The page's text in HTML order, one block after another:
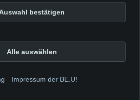
Impressum der BE.U!
Barrierefreiheit
bestätigen
Alle auswählen
Impressum der BE.U!